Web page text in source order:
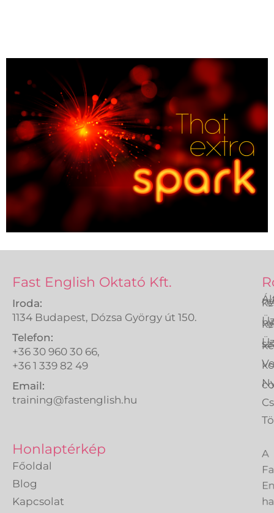
Fast English Oktató Kft.
Iroda:
1134 Budapest, Dózsa György út 150.
Telefon:
+36 30 960 30 66,
+36 1 339 82 49
Email:
training@fastenglish.hu
Honlaptérkép
Főoldal
Blog
Kapcsolat